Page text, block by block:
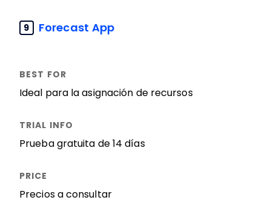
9 Forecast App
Ideal para la asignación de recursos
Prueba gratuita de 14 días
Precios a consultar